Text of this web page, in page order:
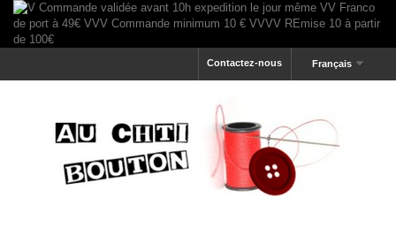
Français
Contactez-nous